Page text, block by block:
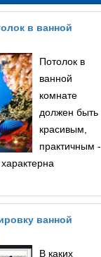
в ванной
Потолок в
ванной
комнате
должен быть
красивым,
практичным -
ванной
В каких